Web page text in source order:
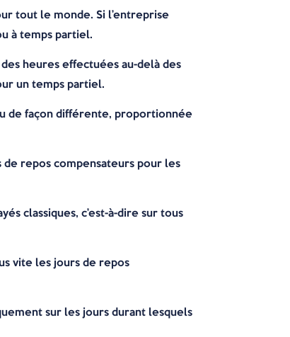
tout le monde. Si l’entreprise
à temps partiel.
heures effectuées au-delà des
un temps partiel.
de façon différente, proportionnée
repos compensateurs pour les
classiques, c’est-à-dire sur tous
vite les jours de repos
sur les jours durant lesquels